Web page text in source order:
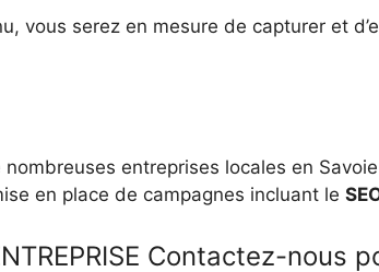
vous serez en mesure de capturer et
nombreuses entreprises locales en
en place de campagnes incluant le
Contactez-